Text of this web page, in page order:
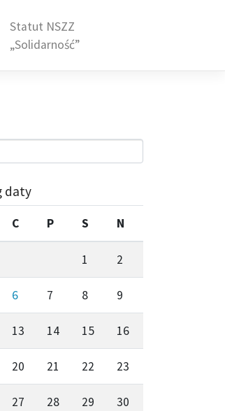
Statut NSZZ
„Solidarność”
daty
C P S N
1 2
6 7 8 9
13 14 15 16
20 21 22 23
27 28 29 30